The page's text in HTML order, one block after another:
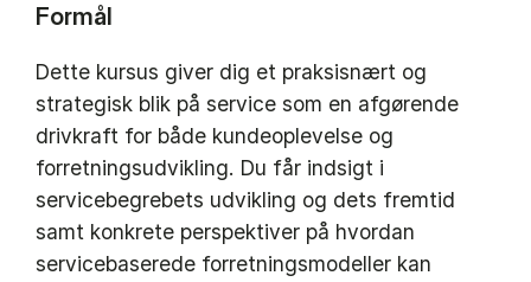
Formål
Dette kursus giver dig et praksisnært og
strategisk blik på service som en afgørende
drivkraft for både kundeoplevelse og
forretningsudvikling. Du får indsigt i
servicebegrebets udvikling og dets fremtid
samt konkrete perspektiver på hvordan
servicebaserede forretningsmodeller kan